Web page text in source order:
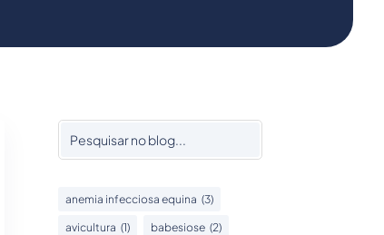
anemia infecciosa equina (3)
avicultura (1) babesiose (2)